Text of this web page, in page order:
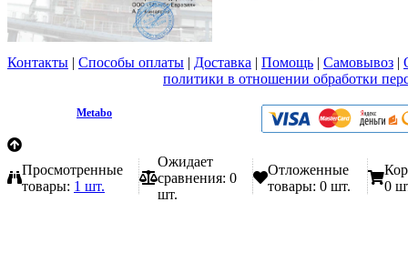
Контакты | Способы оплаты | Доставка | Помощь | Самовывоз |
политики в отношении обработки
Metabo
Просмотренные
товары: 1 шт.
Ожидает
сравнения: 0
шт.
Отложенные
товары: 0 шт.
0